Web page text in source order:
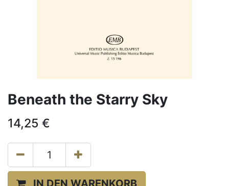
Beneath the Starry Sky
14,25 €
IN DEN WARENKORB